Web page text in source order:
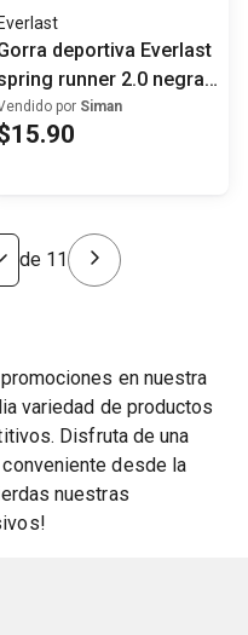
Everlast
deportiva Everlast
runner 2.0 negra
hombre
por Siman
15.90
de 11
en nuestra
variedad de productos
Disfruta de una
desde la
nuestras